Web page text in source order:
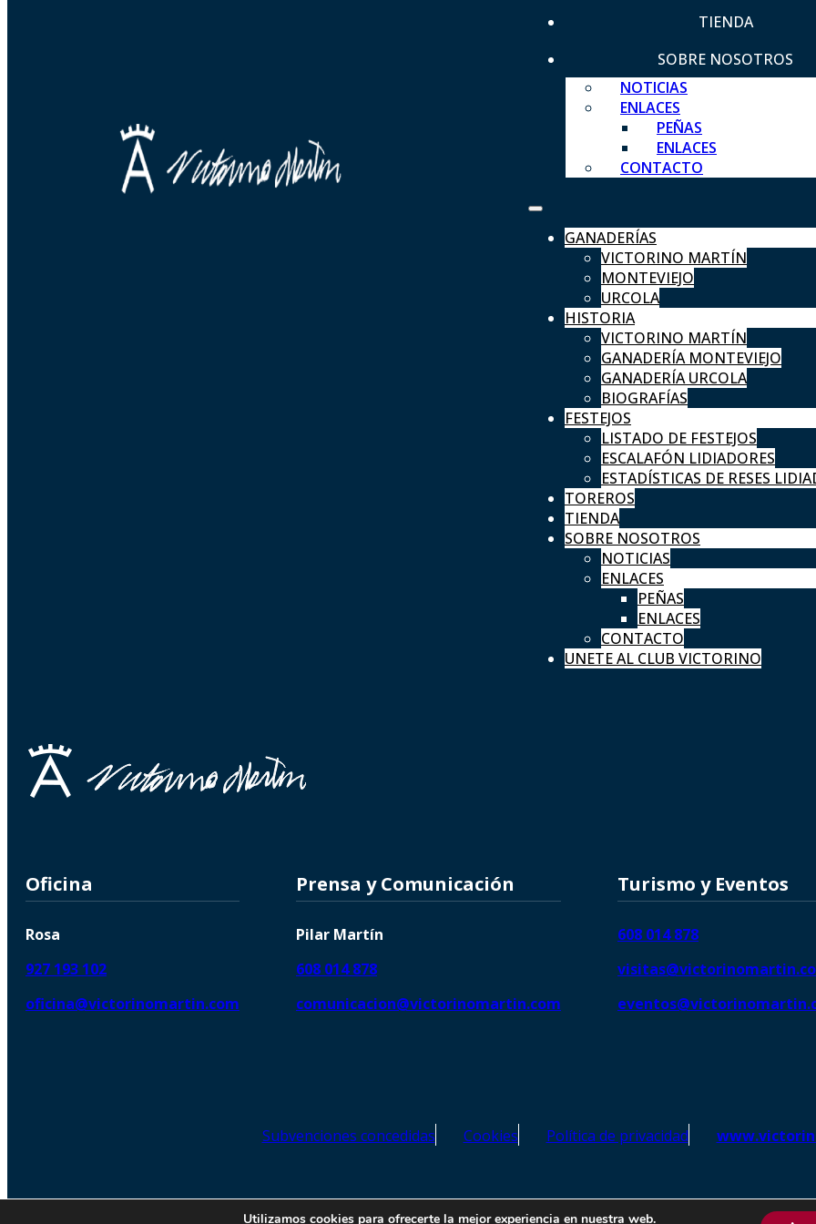
TIENDA
SOBRE NOSOTROS
NOTICIAS
ENLACES
PEÑAS
ENLACES
CONTACTO
GANADERÍAS
VICTORINO MARTÍN
MONTEVIEJO
URCOLA
HISTORIA
VICTORINO MARTÍN
GANADERÍA MONTEVIEJO
GANADERÍA URCOLA
BIOGRAFÍAS
FESTEJOS
LISTADO DE FESTEJOS
ESCALAFÓN LIDIADORES
ESTADÍSTICAS DE RESES
TOREROS
TIENDA
SOBRE NOSOTROS
NOTICIAS
ENLACES
PEÑAS
ENLACES
CONTACTO
UNETE AL CLUB VICTORINO
Oficina
Rosa
927 193 102
oficina@victorinomartin.com
Prensa y Comunicación
Pilar Martín
608 014 878
comunicacion@victorinomartin.com
Turismo y Eventos
608 014 878
Subvenciones concedidas Cookies Política de privacidad
© 2026 Copyright © | Victorino Martín – Todos los derechos reservados | SEO de Agencia
Utilizamos cookies para ofrecerte la mejor experiencia en nuestra web.